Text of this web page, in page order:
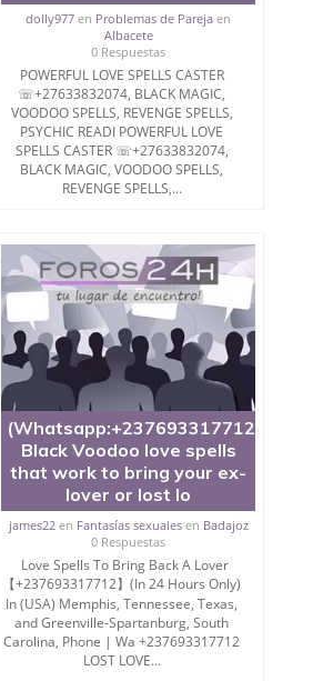
dolly977 en Problemas de Pareja en
Albacete
0 Respuestas
POWERFUL LOVE SPELLS CASTER
☏+27633832074, BLACK MAGIC,
VOODOO SPELLS, REVENGE SPELLS,
PSYCHIC READI POWERFUL LOVE
SPELLS CASTER ☏+27633832074,
BLACK MAGIC, VOODOO SPELLS,
REVENGE SPELLS,...
(Whatsapp:+237693317712)Online
Black Voodoo love spells
that work to bring your ex-
lover or lost lo
james22en Fantasías sexualesen Badajoz
0 Respuestas
Love Spells To Bring Back A Lover
【+237693317712】(In 24 Hours Only)
In (USA) Memphis, Tennessee, Texas,
and Greenville-Spartanburg, South
Carolina, Phone | Wa +237693317712
LOST LOVE...